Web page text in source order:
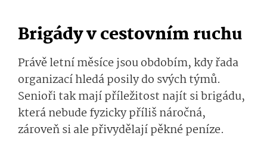
Brigády v cestovním ruchu
Právě letní měsíce jsou obdobím, kdy řada
organizací hledá posily do svých týmů.
Senioři tak mají příležitost najít si brigádu,
která nebude fyzicky příliš náročná,
zároveň si ale přivydělají pěkné peníze.